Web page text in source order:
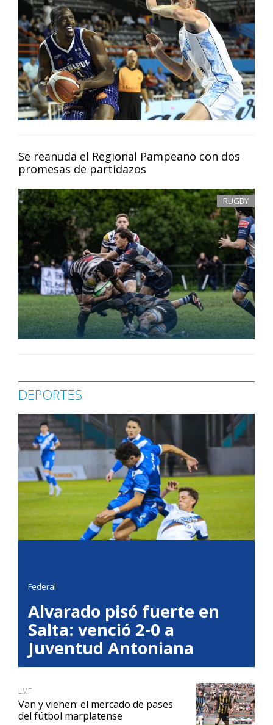
Se reanuda el Regional Pampeano con dos
promesas de partidazos
RUGBY
DEPORTES
Federal
Alvarado pisó fuerte en
Salta: venció 2-0 a
Juventud Antoniana
LMF
Van y vienen: el mercado de pases
del fútbol marplatense